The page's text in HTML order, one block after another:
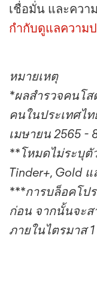
เชื่อมั่น และควา
กำกับดูแลความ
หมายเหตุ
*ผลสำรวจคนโส
คนในประเทศไ
เมษายน 2565 -
**โหมดไม่ระบุตั
Tinder+, Gold แ
***การบล็อคโป
ก่อน จากนั้นจะส
ภายในไตรมาส